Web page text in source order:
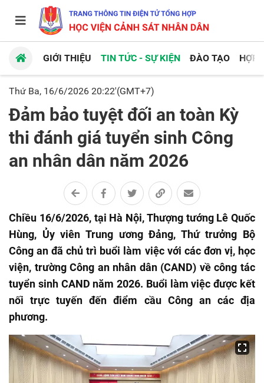
GIỚI THIỆU TIN TỨC - SỰ KIỆN ĐÀO TẠO HỢP
Thứ Ba, 16/6/2026 20:22'(GMT+7)
Đảm bảo tuyệt đối an toàn Kỳ
thi đánh giá tuyển sinh Công
an nhân dân năm 2026
Chiều 16/6/2026, tại Hà Nội, Thượng tướng Lê Quốc
Hùng, Ủy viên Trung ương Đảng, Thứ trưởng Bộ
Công an đã chủ trì buổi làm việc với các đơn vị, học
viện, trường Công an nhân dân (CAND) về công tác
tuyển sinh CAND năm 2026. Buổi làm việc được kết
nối trực tuyến đến điểm cầu Công an các địa
phương.